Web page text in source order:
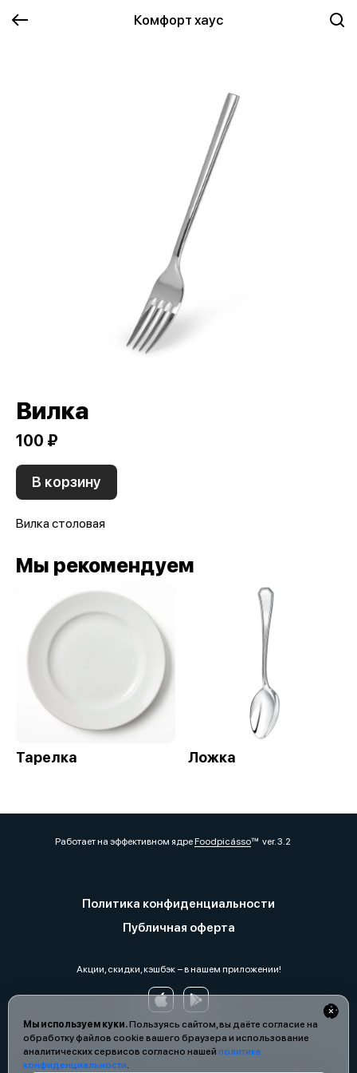
Комфорт хаус
Мы используем куки.Пользуясь сайтом, вы даёте согласие на
обработку файлов cookie вашего браузера и использование
аналитических сервисов согласно нашей политике
конфиденциальности.
Вилка
100 ₽
В корзину
Вилка столовая
Мы рекомендуем
Тарелка Ложка
Работает на эффективном ядреFoodpicássover. 3.2
Политика конфиденциальности
Публичная оферта
Акции, скидки, кэшбэк − в нашем приложении!